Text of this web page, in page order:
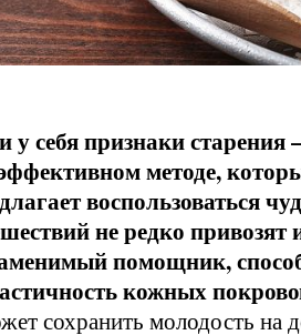
себя признаки старения
методе,
воспользоваться
не редко
помощник,
кожных
сохранить молодость